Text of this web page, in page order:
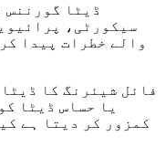
ڈیٹا گورننس
سیکورٹی،
والے خطرات پیدا
فائل شیئرنگ کا
یا حساس ڈیٹا
کمزور کر دیتا ہے